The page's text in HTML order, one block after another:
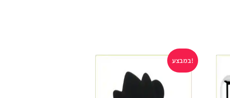
במבצע!